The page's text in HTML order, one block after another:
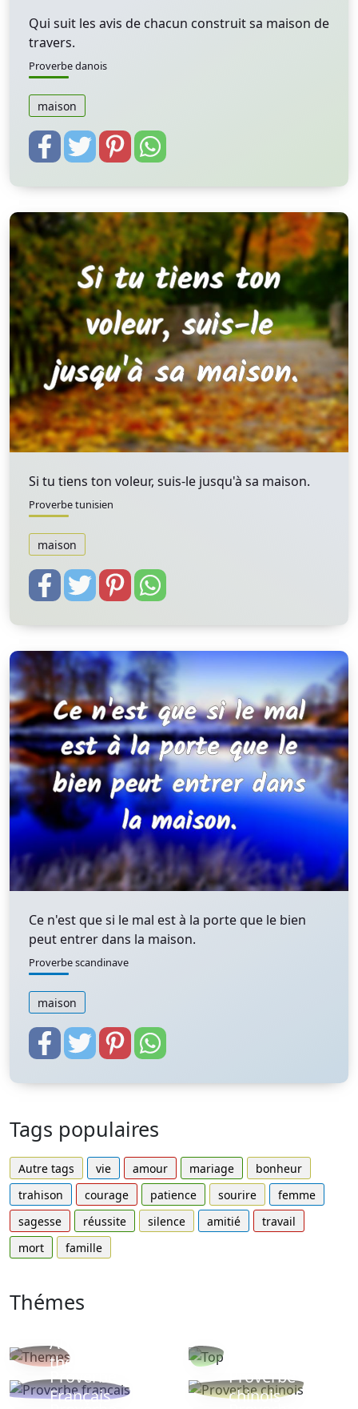
Qui suit les avis de chacun construit sa maison de
travers.
Proverbe danois
maison
Si tu tiens ton voleur, suis-le jusqu'à sa maison.
Proverbe tunisien
maison
Ce n'est que si le mal est à la porte que le bien
peut entrer dans la maison.
Proverbe scandinave
maison
Tags populaires
Autre tags vie amour mariage
bonheur
trahison
courage patience sourire
femme
sagesse
réussite silence amitié
travail
mort
famille
Thémes
Autres
thèmes
Proverbe
Français
Proverbe
chinois